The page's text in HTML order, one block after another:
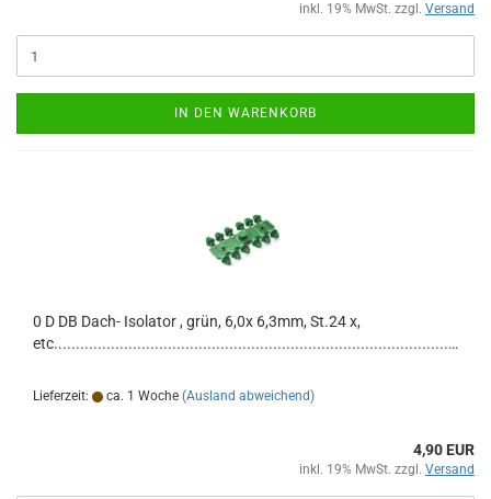
inkl. 19% MwSt. zzgl. Versand
IN DEN WARENKORB
0 D DB Dach- Isolator , grün, 6,0x 6,3mm, St.24 x,
etc.............................................................................................................
Lieferzeit: ca. 1 Woche (Ausland abweichend)
4,90 EUR
inkl. 19% MwSt. zzgl. Versand